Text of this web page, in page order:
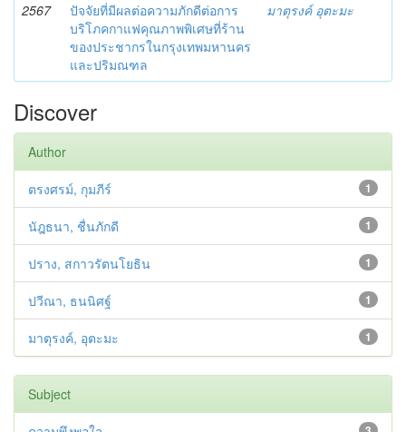
2567
ปัจจัยที่มีผลต่อความภักดีต่อการ
บริโภคกาแฟคุณภาพพิเศษที่ร้าน
ของประชากรในกรุงเทพมหานคร
และปริมณฑล
มาตุรงค์ อุตะมะ
Discover
Author
1
ตรงศรม์, กุมภีร์
1
นัฎธนา, ชื่นภักดี
1
ปราง, สกาวรัตนโยธิน
1
ปวีณา, ธนนิศฐ์
1
มาตุรงค์, อุตะมะ
Subject